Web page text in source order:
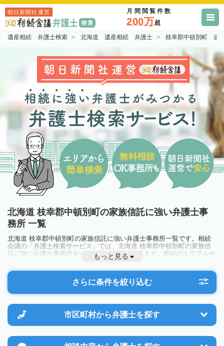
朝日新聞社運営 月間閲覧件数
200万超
遺産相続 弁護士検索 北海道 遺産相続 弁護士 枝幸郡中頓別町 遺
北海道 枝幸郡中頓別町の家族信託に強い弁護士事
務所 一覧
北海道 枝幸郡中頓別町の家族信託に強い弁護士事務所一覧です。相続
会議の「弁護士検索サービス」では、北海道 枝幸郡中頓別町の家族信
託に強い弁護士事務所を一覧で見ることが出来ます。相続のトラブルや
お悩みを抱えている方は一度近隣の弁護士に相談してみましょう。
もっと見る
さらに条件を絞り込む
市区町村から弁護士を探す